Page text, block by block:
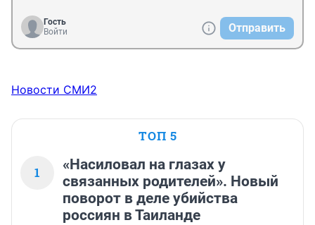
Гость
Войти
Отправить
Новости СМИ2
ТОП 5
1
«Насиловал на глазах у
связанных родителей». Новый
поворот в деле убийства
россиян в Таиланде